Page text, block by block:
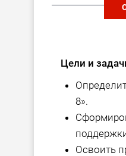
Цели и
8».
Освоить